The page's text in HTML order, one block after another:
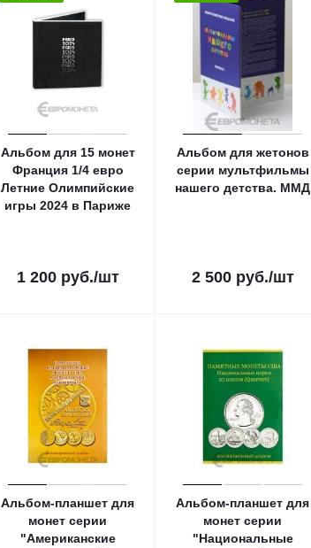
Альбом для 15 монет
Франция 1/4 евро
Летние Олимпийские
игры 2024 в Париже
1 200руб./шт
Альбом для жетонов
серии мультфильмы
нашего детства. ММД
2 500руб./шт
Альбом-планшет для
монет серии
"Американские
Альбом-планшет для
монет серии
"Национальные